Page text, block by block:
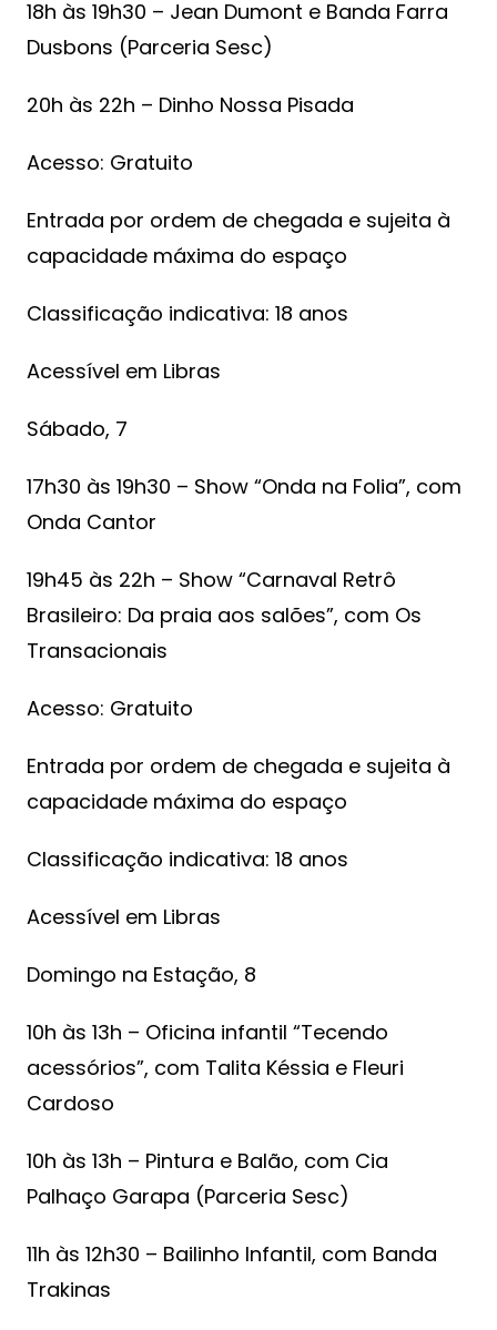
18h às 19h30 – Jean Dumont e Banda Farra
Dusbons (Parceria Sesc)
20h às 22h – Dinho Nossa Pisada
Acesso: Gratuito
Entrada por ordem de chegada e sujeita à
capacidade máxima do espaço
Classificação indicativa: 18 anos
Acessível em Libras
Sábado, 7
17h30 às 19h30 – Show “Onda na Folia”, com
Onda Cantor
19h45 às 22h – Show “Carnaval Retrô
Brasileiro: Da praia aos salões”, com Os
Transacionais
Acesso: Gratuito
Entrada por ordem de chegada e sujeita à
capacidade máxima do espaço
Classificação indicativa: 18 anos
Acessível em Libras
Domingo na Estação, 8
10h às 13h – Oficina infantil “Tecendo
acessórios”, com Talita Késsia e Fleuri
Cardoso
10h às 13h – Pintura e Balão, com Cia
Palhaço Garapa (Parceria Sesc)
11h às 12h30 – Bailinho Infantil, com Banda
Trakinas